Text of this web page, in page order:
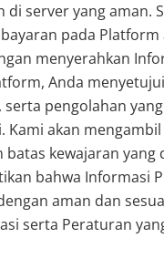
di server yang aman.
pada Platform
menyerahkan
Anda
serta pengolahan
Kami akan
batas kewajaran yang
bahwa Informasi
aman dan
serta Peraturan